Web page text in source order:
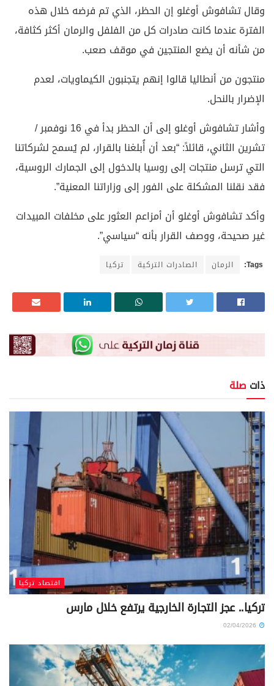
وقال تشافوش أوغلو إن الحظر، الذي تم فرضه خلال هذه
الفترة عندما كانت صادرات كل من الفلفل والرمان أكثر كثافة،
من شأنه أن يضع المنتجين في موقف صعب.
منتجون من أنطاليا قالوا إنهم يتجنبون الكيماويات، لعدم
الإضرار بالنحل.
وأشار تشافوش أوغلو إلى أن الحظر بدأ في 16 نوفمبر /
تشرين الثاني، قائلاً: “بعد أن أُبلغنا بالقرار، لم يُسمح لشركاتنا
التي ترسل منتجات إلى روسيا بالدخول إلى الجمارك الروسية،
فقد نقلنا المشكلة على الفور إلى وزاراتنا المعنية”.
وأكد تشافوش أوغلو أن أمزاعم العثور على مخلفات المبيدات
غير صحيحة، ووصف القرار بأنه “سياسي”.
Tags: الرمان الصادرات التركية تركيا
ذات صلة
اقتصاد تركيا
تركيا.. عجز التجارة الخارجية يرتفع خلال مارس